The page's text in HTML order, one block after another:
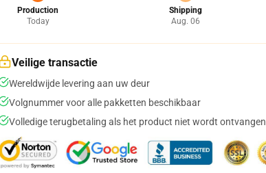
Production
Today
Shipping
Aug. 06
Veilige transactie
Wereldwijde levering aan uw deur
Volgnummer voor alle pakketten beschikbaar
Volledige terugbetaling als het product niet wordt ontvangen